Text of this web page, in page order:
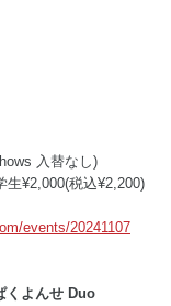
入替なし)
生¥2,000(税込¥2,200)
events/20241107
くよんせ Duo